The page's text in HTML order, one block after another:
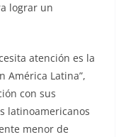
lograr un
atención es la
América Latina”,
con sus
latinoamericanos
menor de